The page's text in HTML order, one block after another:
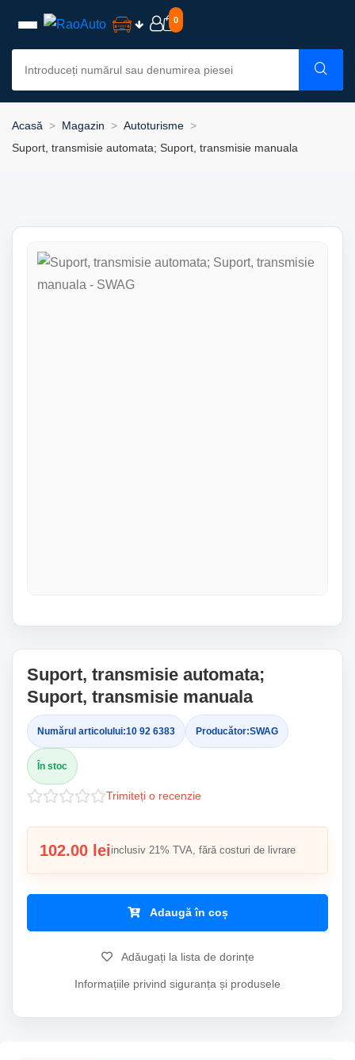
0
Acasă Magazin
Autoturisme
Suport, transmisie automata; Suport, transmisie manuala
Suport, transmisie automata;
Suport, transmisie manuala
Numărul articolului:10 92 6383 Producător:SWAG
În stoc
Trimiteți o recenzie
102.00 leiinclusiv 21% TVA, fără costuri de livrare
Adaugă în coș
Adăugați la lista de dorințe
Informațiile privind siguranța și produsele